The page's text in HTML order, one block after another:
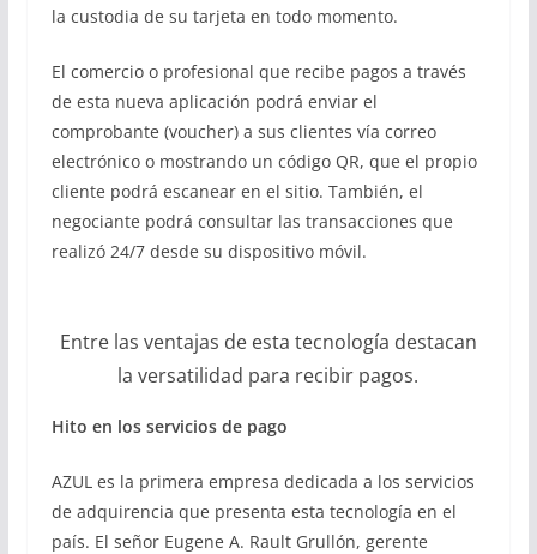
la custodia de su tarjeta en todo momento.
El comercio o profesional que recibe pagos a través
de esta nueva aplicación podrá enviar el
comprobante (voucher) a sus clientes vía correo
electrónico o mostrando un código QR, que el propio
cliente podrá escanear en el sitio. También, el
negociante podrá consultar las transacciones que
realizó 24/7 desde su dispositivo móvil.
Entre las ventajas de esta tecnología destacan
la versatilidad para recibir pagos.
Hito en los servicios de pago
AZUL es la primera empresa dedicada a los servicios
de adquirencia que presenta esta tecnología en el
país. El señor Eugene A. Rault Grullón, gerente